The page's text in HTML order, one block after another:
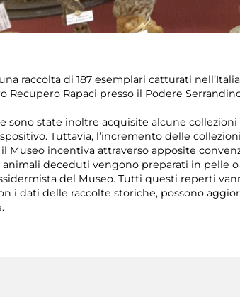
raccolta di 187 esemplari catturati
Recupero Rapaci presso il Podere
sono state inoltre acquisite alcune
Tuttavia, l’incremento delle
Museo incentiva attraverso apposite
animali deceduti vengono preparati in pelle
del Museo. Tutti questi reperti
i dati delle raccolte storiche, possono